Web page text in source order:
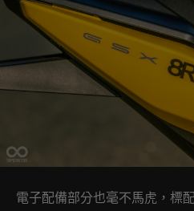
電子配備部分也毫不馬虎，標